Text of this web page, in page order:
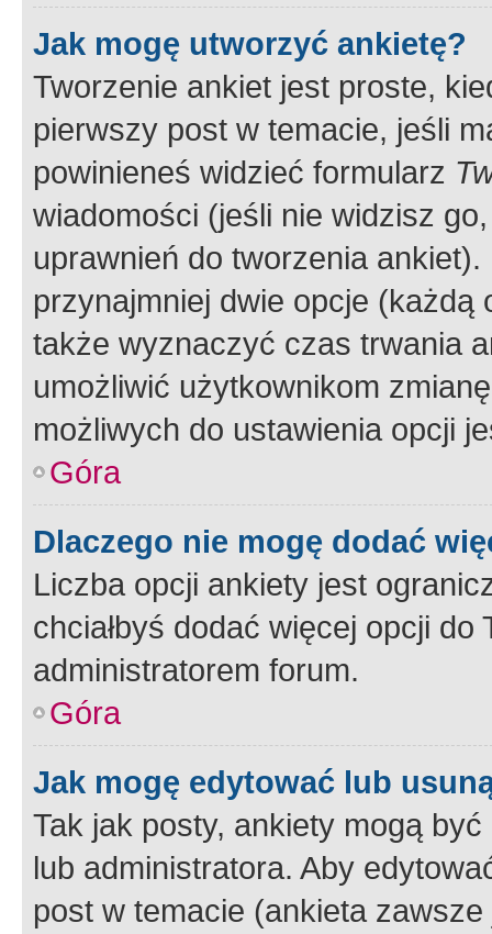
Jak mogę utworzyć ankietę?
Tworzenie ankiet jest proste,
pierwszy post w temacie, jeśli
powinieneś widzieć formularz
wiadomości (jeśli nie widzisz
uprawnień do tworzenia
przynajmniej dwie opcje
także wyznaczyć czas trwania
umożliwić użytkownikom
możliwych do ustawienia opcji
Góra
Dlaczego nie mogę dodać
Liczba opcji ankiety jest
chciałbyś dodać więcej opcji
administratorem forum.
Góra
Jak mogę edytować lub
Tak jak posty, ankiety mogą
lub administratora. Aby
post w temacie (ankieta